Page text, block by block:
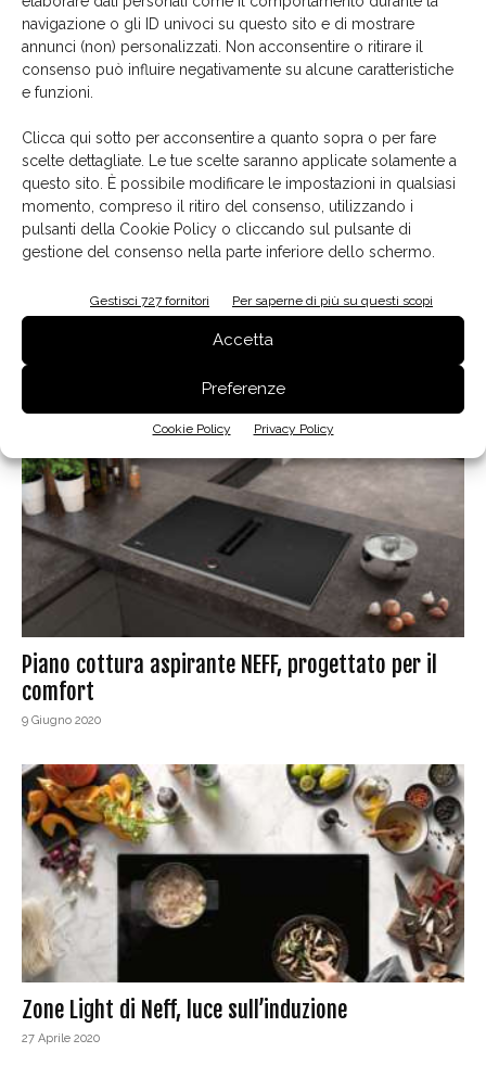
navigazione o gli ID univoci su questo sito e di mostrare
annunci (non) personalizzati. Non acconsentire o ritirare il
consenso può influire negativamente su alcune caratteristiche
e funzioni.
Clicca qui sotto per acconsentire a quanto sopra o per fare
scelte dettagliate. Le tue scelte saranno applicate solamente a
questo sito. È possibile modificare le impostazioni in qualsiasi
momento, compreso il ritiro del consenso, utilizzando i
pulsanti della Cookie Policy o cliccando sul pulsante di
gestione del consenso nella parte inferiore dello schermo.
Gestisci 727 fornitori Per saperne di più su questi scopi
Accetta
Preferenze
Cookie Policy Privacy Policy
9 Settembre 2020
Piani cottura aspiranti Neff, la ricetta della
10 Luglio 2020
Piano cottura aspirante NEFF, progettato per il
comfort
9 Giugno 2020
Zone Light di Neff, luce sull’induzione
27 Aprile 2020